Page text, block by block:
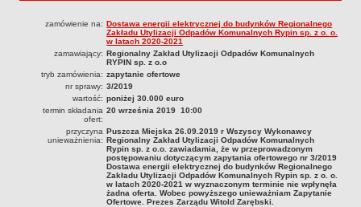
Informacje i komunikaty
Plany postępowań o UZP
Platforma zakupowa
Zamówienia publiczne
950 lat
DZIAŁALNOŚĆ SPÓŁKI
Historia Zakładu
zamówienie na: Dostawa energii elektrycznej do budynków Regionalnego
Zakładu Utylizacji Odpadów Komunalnych Rypin sp. z o. o.
w latach 2020-2021
zamawiający: Regionalny Zakład Utylizacji Odpadów Komunalnych
RYPIN sp. z o.o
tryb zamówienia: zapytanie ofertowe
nr sprawy: 3/2019
wartość: poniżej 30.000 euro
termin składania
ofert:
20 września 2019 10:00
przyczyna
unieważnienia:
Puszcza Miejska 26.09.2019 r Wszyscy Wykonawcy
Regionalny Zakład Utylizacji Odpadów Komunalnych
Rypin sp. z o.o. zawiadamia, że w przeprowadzonym
postępowaniu dotyczącym zapytania ofertowego nr 3/2019
Dostawa energii elektrycznej do budynków Regionalnego
Zakładu Utylizacji Odpadów Komunalnych Rypin sp. z o. o.
w latach 2020-2021 w wyznaczonym terminie nie wpłynęła
żadna oferta. Wobec powyższego unieważniam Zapytanie
Ofertowe. Prezes Zarządu Witold Zarębski.